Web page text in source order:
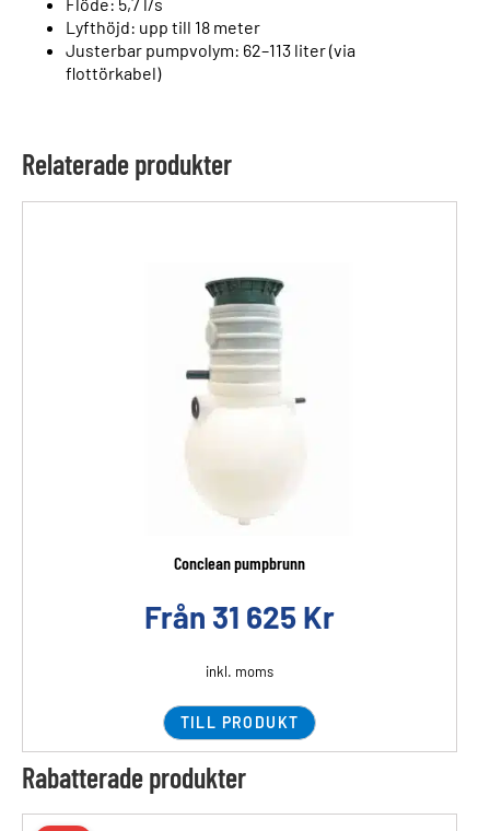
Lyfthöjd: upp till 18 meter
Justerbar pumpvolym: 62–113 liter (via
flottörkabel)
Relaterade produkter
Conclean pumpbrunn
Från 31 625 Kr
inkl. moms
TILL PRODUKT
Rabatterade produkter